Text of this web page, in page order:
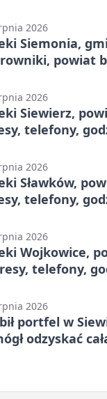
2026
Siemonia,
powiat
2026
Siewierz,
telefony,
2026
Sławków,
telefony,
2026
Wojkowice,
telefony,
2026
portfel w
odzyskać